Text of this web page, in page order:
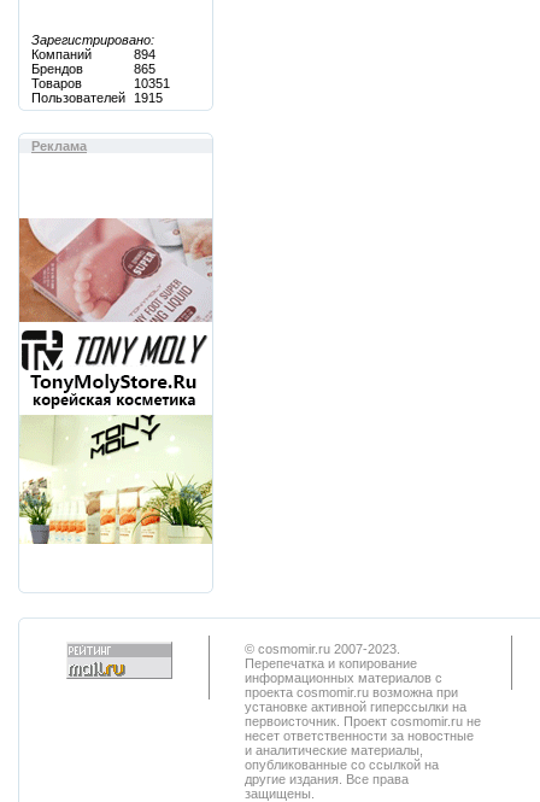
Зарегистрировано:
Компаний
894
Брендов
865
Товаров
10351
Пользователей
1915
Реклама
© cosmomir.ru 2007-2023.
Перепечатка и копирование
информационных материалов с
проекта cosmomir.ru возможна при
установке активной гиперссылки на
первоисточник. Проект cosmomir.ru не
несет ответственности за новостные
и аналитические материалы,
опубликованные со ссылкой на
другие издания. Все права
защищены.